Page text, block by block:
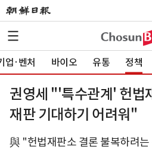
업·벤처 바이오 유통 정책
권영세 "'특수관계' 헌법
재판 기대하기 어려워"
與 "헌법재판소 결론 불복하려는